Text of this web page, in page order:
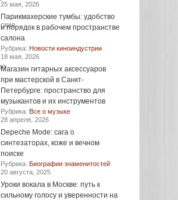
25 мая, 2026
Парикмахерские тумбы: удобство
и порядок в рабочем пространстве
салона
Рубрика: Новости киноиндустрии
18 мая, 2026
Магазин гитарных аксессуаров
при мастерской в Санкт-
Петербурге: пространство для
музыкантов и их инструментов
Рубрика: Все о музыке
28 апреля, 2026
Depeche Mode: сага о
синтезаторах, коже и вечном
поиске
Рубрика: Биографии знаменитостей
20 августа, 2025
Уроки вокала в Москве: путь к
сильному голосу и уверенности на